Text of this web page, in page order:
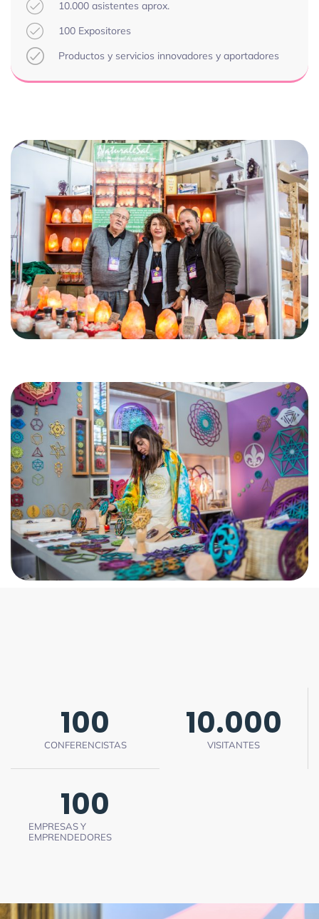
10.000 asistentes aprox.
100 Expositores
Productos y servicios innovadores y aportadores
CONFERENCISTAS
100
VISITANTES
10.000
EMPRESAS Y
EMPRENDEDORES
100